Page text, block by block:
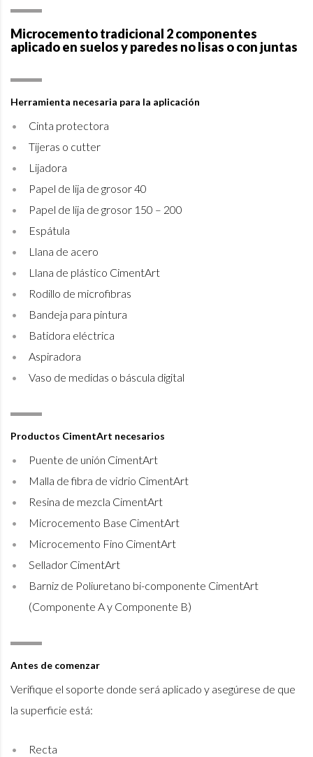
Microcemento tradicional 2 componentes
aplicado en suelos y paredes no lisas o con juntas
Herramienta necesaria para la aplicación
Cinta protectora
Tijeras o cutter
Lijadora
Papel de lija de grosor 40
Papel de lija de grosor 150 – 200
Espátula
Llana de acero
Llana de plástico CimentArt
Rodillo de microfibras
Bandeja para pintura
Batidora eléctrica
Aspiradora
Vaso de medidas o báscula digital
Productos CimentArt necesarios
Puente de unión CimentArt
Malla de fibra de vidrio CimentArt
Resina de mezcla CimentArt
Microcemento Base CimentArt
Microcemento Fino CimentArt
Sellador CimentArt
Barniz de Poliuretano bi-componente CimentArt
(Componente A y Componente B)
Antes de comenzar
Verifique el soporte donde será aplicado y asegúrese de que
la superficie está:
Recta